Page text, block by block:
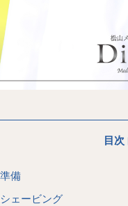
目次
備
ェービング